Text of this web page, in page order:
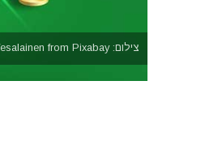
צילום: TeroVesalainen from Pixabay